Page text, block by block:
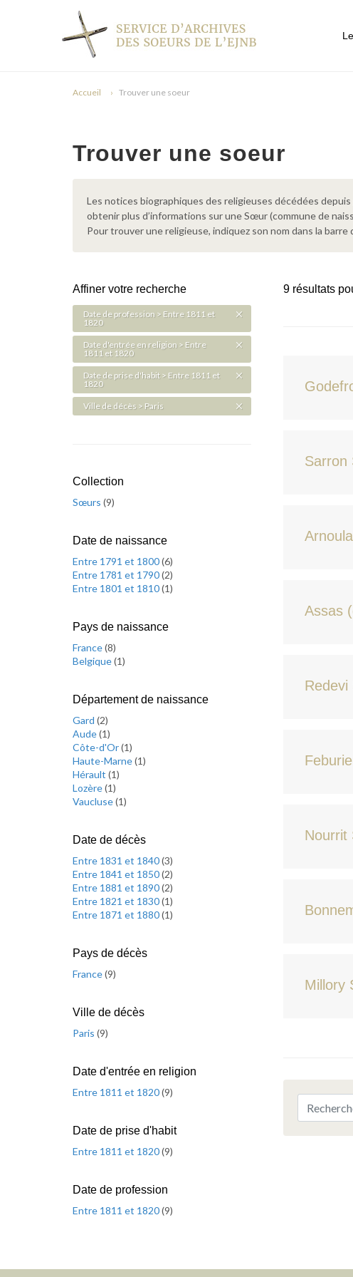
Accueil Trouver une soeur
Trouver une soeur
Les notices biographiques des religieuses décédées
obtenir plus d’informations sur une Sœur (commune de
Pour trouver une religieuse, indiquez son nom dans la
9 résultats
Sarron
Assas
Redevi
Nourrit
Millory
Affiner votre recherche
Date de profession > Entre 1811 et
1820
Date d'entrée en religion > Entre
1811 et 1820
Date de prise d'habit > Entre 1811 et
1820
Ville de décès > Paris
Collection
Sœurs (9)
Date de naissance
Entre 1791 et 1800(6)
Entre 1781 et 1790(2)
Entre 1801 et 1810(1)
Pays de naissance
France(8)
Belgique(1)
Département de naissance
Gard (2)
Aude(1)
Côte-d'Or(1)
Haute-Marne(1)
Hérault (1)
Lozère(1)
Vaucluse(1)
Date de décès
Entre 1831 et 1840(3)
Entre 1841 et 1850(2)
Entre 1881 et 1890(2)
Entre 1821 et 1830(1)
Entre 1871 et 1880(1)
Pays de décès
France(9)
Ville de décès
Paris (9)
Date d'entrée en religion
Entre 1811 et 1820(9)
Date de prise d'habit
Entre 1811 et 1820(9)
Date de profession
Entre 1811 et 1820(9)